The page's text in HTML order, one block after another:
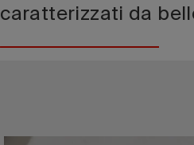
caratterizzati da